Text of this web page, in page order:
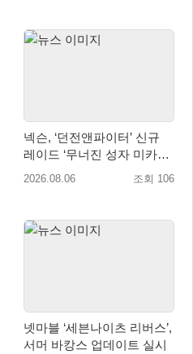
넥슨, ‘던전앤파이터’ 신규
레이드 ‘무너진 성자 미카엘
라’ 업데이트!
2026.08.06 조회 106
넷마블 ‘세븐나이츠 리버스’,
서머 바캉스 업데이트 실시